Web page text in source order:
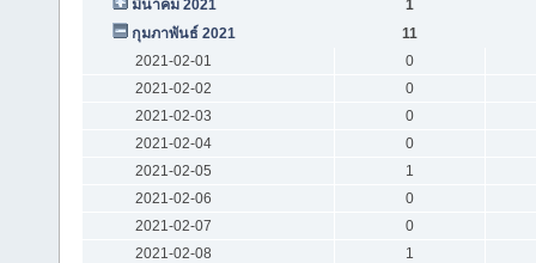
มีนาคม 2021
1
กุมภาพันธ์ 2021
11
2021-02-01
0
2021-02-02
0
2021-02-03
0
2021-02-04
0
2021-02-05
1
2021-02-06
0
2021-02-07
0
2021-02-08
1